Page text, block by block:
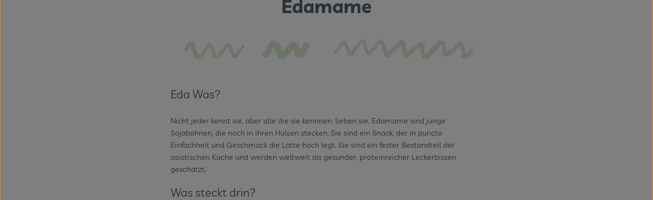
Edamame
Eda Was?
Nicht jeder kennt sie, aber alle die sie kennnen, lieben sie. Edamame sind junge
Sojabohnen, die noch in ihren Hülsen stecken. Sie sind ein Snack, der in puncto
Einfachheit und Geschmack die Latte hoch legt. Sie sind ein fester Bestandteil der
asiatischen Küche und werden weltweit als gesunder, proteinreicher Leckerbissen
geschätzt.
Was steckt drin?